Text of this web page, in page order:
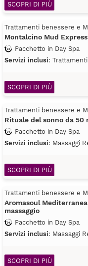
SCOPRI DI PIÙ
Trattamenti benessere e
Montalcino Mud
Pacchetto in Day Spa
Servizi inclusi:
SCOPRI DI PIÙ
Trattamenti benessere e
Rituale del sonno da 50
Pacchetto in Day Spa
Servizi inclusi: Massaggi
SCOPRI DI PIÙ
Trattamenti benessere e
Aromasoul
massaggio
Pacchetto in Day Spa
Servizi inclusi: Massaggi
SCOPRI DI PIÙ